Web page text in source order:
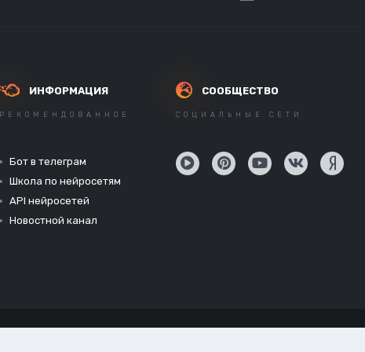
ИНФОРМАЦИЯ
РЕКОМЕНДОВАННОЕ
Бот в телеграм
Школа по нейросетям
API нейросетей
Новостной канал
СООБЩЕСТВО
СОЦИАЛЬНЫЕ СЕТИ